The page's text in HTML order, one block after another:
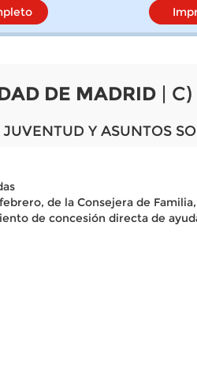
DE MADRID |
Y ASUNTOS
de la Consejera de
de concesión directa de